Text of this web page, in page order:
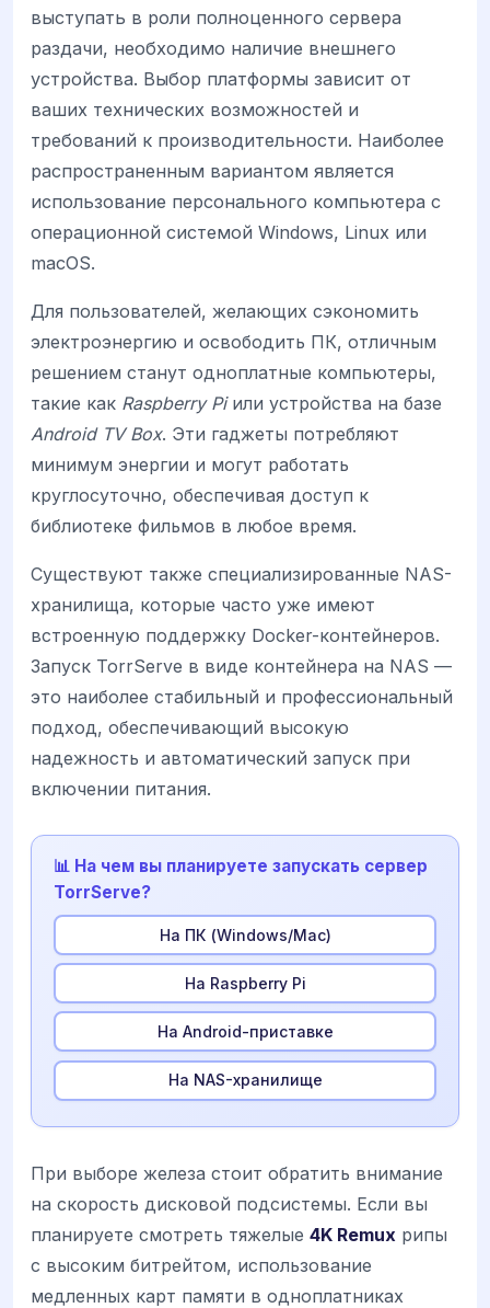
выступать в роли полноценного сервера
раздачи, необходимо наличие внешнего
устройства. Выбор платформы зависит от
ваших технических возможностей и
требований к производительности. Наиболее
распространенным вариантом является
использование персонального компьютера с
операционной системой Windows, Linux или
macOS.
Для пользователей, желающих сэкономить
электроэнергию и освободить ПК, отличным
решением станут одноплатные компьютеры,
такие как Raspberry Piили устройства на базе
Android TV Box. Эти гаджеты потребляют
минимум энергии и могут работать
круглосуточно, обеспечивая доступ к
библиотеке фильмов в любое время.
Существуют также специализированные NAS-
хранилища, которые часто уже имеют
встроенную поддержку Docker-контейнеров.
Запуск TorrServe в виде контейнера на NAS —
это наиболее стабильный и профессиональный
подход, обеспечивающий высокую
надежность и автоматический запуск при
включении питания.
📊 На чем вы планируете запускать сервер
TorrServe?
На ПК (Windows/Mac)
На Raspberry Pi
На Android-приставке
На NAS-хранилище
При выборе железа стоит обратить внимание
на скорость дисковой подсистемы. Если вы
планируете смотреть тяжелые 4K Remux рипы
с высоким битрейтом, использование
медленных карт памяти в одноплатниках